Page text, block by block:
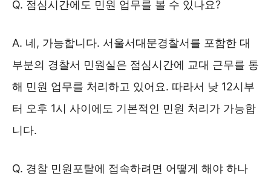
Q. 점심시간에도 민원 업무를 볼 수 있나요?
A. 네, 가능합니다. 서울서대문경찰서를 포함한 대
부분의 경찰서 민원실은 점심시간에 교대 근무를 통
해 민원 업무를 처리하고 있어요. 따라서 낮 12시부
터 오후 1시 사이에도 기본적인 민원 처리가 가능합
니다.
Q. 경찰 민원포탈에 접속하려면 어떻게 해야 하나